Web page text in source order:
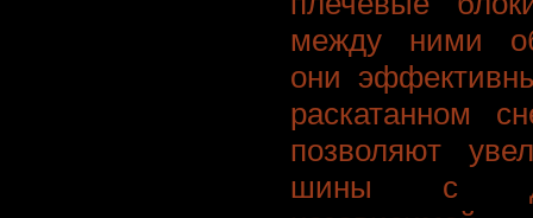
между ними
они
раскатанном
позволяют
шины с